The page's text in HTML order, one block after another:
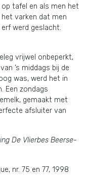
tafel en als men het
varken dat men
werd geslacht.
vrijwel onbeperkt,
’s middags bij de
was, werd het in
Een zondags
gemaakt met
afsluiter van
De Vlierbes Beerse-
nr. 75 en 77, 1998